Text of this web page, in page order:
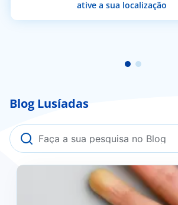
ative a sua localização
Blog Lusíadas
Fenómeno de Raynaud: o que é,
quando deve procurar ajuda médica?